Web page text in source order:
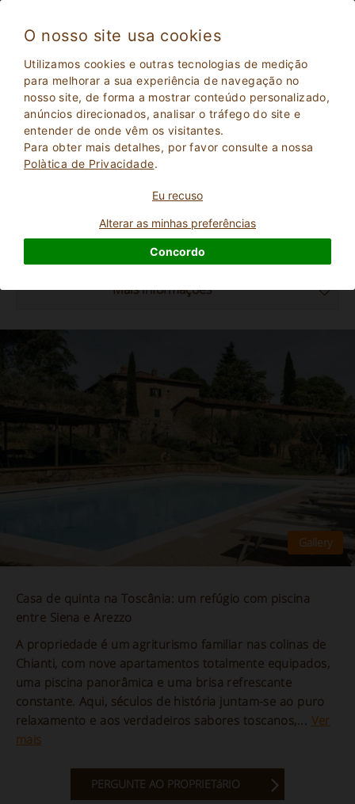
O nosso site usa cookies
Utilizamos cookies e outras tecnologias de medição
para melhorar a sua experiência de navegação no
nosso site, de forma a mostrar conteúdo personalizado,
anúncios direcionados, analisar o tráfego do site e
entender de onde vêm os visitantes.
Para obter mais detalhes, por favor consulte a nossa
Polà­tica de Privacidade.
Eu recuso
Alterar as minhas preferências
Concordo
Ambra 545
Apartamentos em Quinta
Arezzo
, Bucine (Mapa)
Reserva Instantânea 57Lugares para dormir
RESERVAR
Excepcional
9.5
Mais informações
Casa de quinta na Toscânia: um refúgio com piscina
entre Siena e Arezzo
A propriedade é um agriturismo familiar nas colinas de
Chianti, com nove apartamentos totalmente equipados,
uma piscina panorâmica e uma brisa refrescante
constante. Aqui, séculos de história juntam-se ao puro
relaxamento e aos verdadeiros sabores toscanos,... Ver
mais
PERGUNTE AO PROPRIETáRIO